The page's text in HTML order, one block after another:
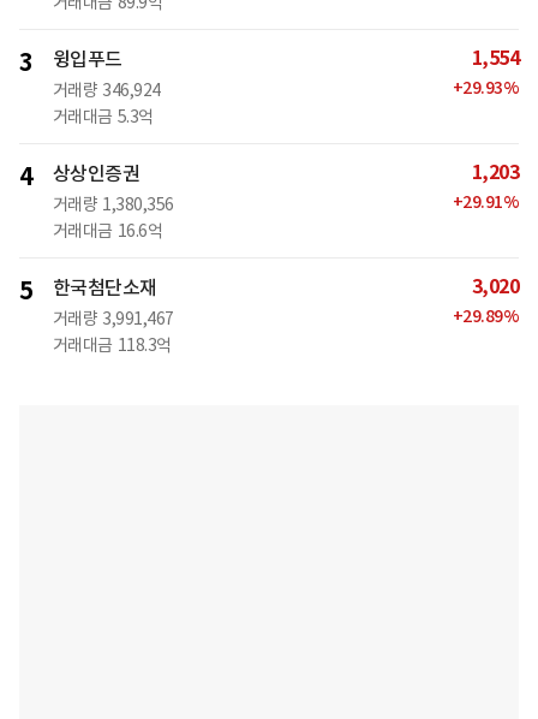
3 윙입푸드
거래량 346,924
거래대금 5.3억
1,554
+29.93%
4 상상인증권
거래량 1,380,356
거래대금 16.6억
1,203
+29.91%
5 한국첨단소재
거래량 3,991,467
거래대금 118.3억
3,020
+29.89%